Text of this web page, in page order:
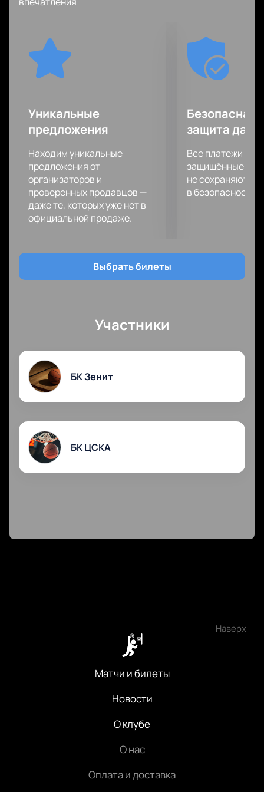
арене будете буквально затаив дыхание.
непосредственным участником этого спортивного
шоу, ведь ваша поддержка с трибун важна для
спортсменов также как хорошая физическая
форма, подготовка и мастерство!
запомнится вам надолго!
Уникальные
предложения
Находим уникальные
предложения от
организаторов и
проверенных продавцов —
даже те, которых уже нет в
официальной продаже.
Безопасная
защита
Все платежи
защищённые
не сохраняются
в безопасности.
Выбрать билеты
Участники
БК Зенит
БК ЦСКА
Наверх
Матчи и билеты
Новости
О клубе
О нас
Оплата и доставка